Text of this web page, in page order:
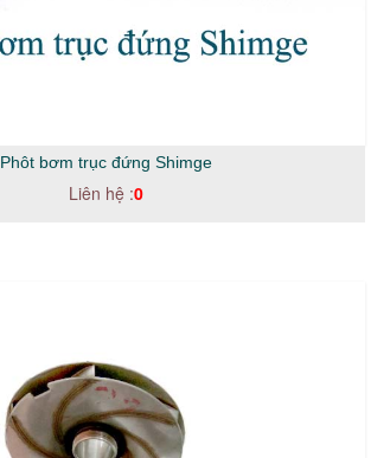
Phôt bơm trục đứng Shimge
Liên hệ :0